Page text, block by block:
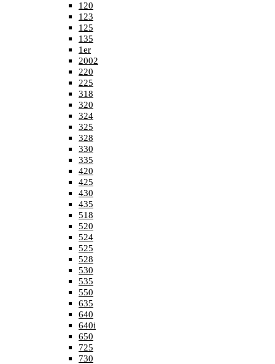
120
123
125
135
1er
2002
220
225
318
320
324
325
328
330
335
420
425
430
435
518
520
524
525
528
530
535
550
635
640
640i
650
725
730